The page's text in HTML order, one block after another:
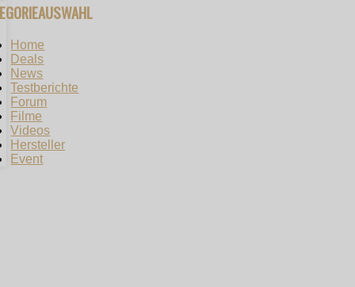
Home
Deals
News
Testberichte
Forum
Filme
Videos
Hersteller
Event